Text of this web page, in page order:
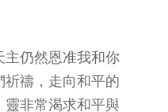
主仍然恩准我和你
禱，走向和平的
非常渴求和平與